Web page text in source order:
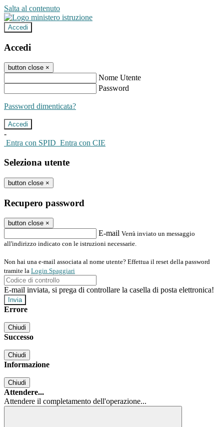
Salta al contenuto
Accedi
Accedi
button close ×
Nome Utente
Password
Password dimenticata?
-
Entra con SPID Entra con CIE
Seleziona utente
button close ×
Recupero password
button close ×
E-mail Verrà inviato un messaggio
all'indirizzo indicato con le istruzioni necessarie.
Non hai una e-mail associata al nome utente? Effettua il reset della password
tramite la Login Spaggiari
E-mail inviata, si prega di controllare la casella di posta elettronica!
Errore
Chiudi
Successo
Chiudi
Informazione
Chiudi
Attendere...
Attendere il completamento dell'operazione...